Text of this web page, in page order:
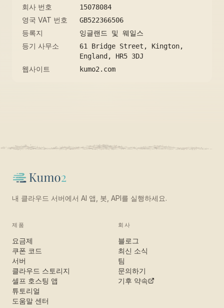
회사 번호 15078084
영국 VAT 번호 GB522366506
등록지 잉글랜드 및 웨일스
등기 사무소
61 Bridge Street, Kington,
England, HR5 3DJ
웹사이트 kumo2.com
내 클라우드 서버에서 AI 앱, 봇, API를 실행하세요.
제품
요금제
쿠폰 코드
서버
클라우드 스토리지
셀프 호스팅 앱
튜토리얼
도움말 센터
회사
블로그
최신 소식
팀
문의하기
기후 약속